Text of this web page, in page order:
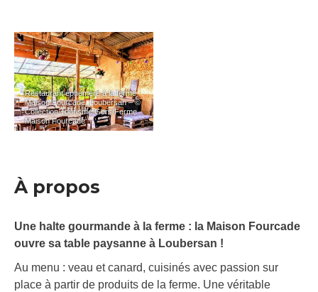
Restaurant éphémère à la ferme
Maison Fourcade_Loubersan – ©
Collection Tourisme Gers/Ferme
Maison Fourcade
À propos
Une halte gourmande à la ferme : la Maison Fourcade
ouvre sa table paysanne à Loubersan !
Au menu : veau et canard, cuisinés avec passion sur
place à partir de produits de la ferme. Une véritable